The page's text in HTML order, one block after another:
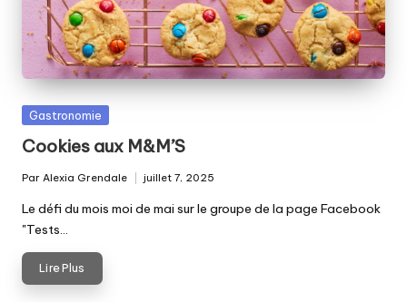
Posted
Gastronomie
Cookies aux M&M’S
by
Par Alexia Grendale juillet 7, 2025
Le défi du mois moi de mai sur le groupe de la page Facebook
"Tests…
Lire Plus